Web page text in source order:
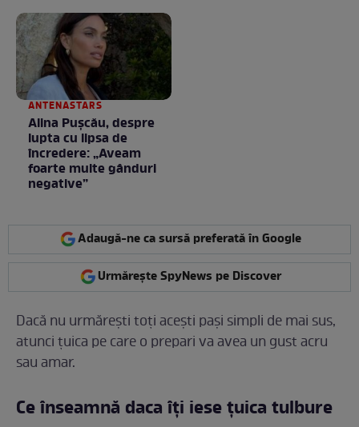
ANTENASTARS
Alina Pușcău, despre
lupta cu lipsa de
încredere: „Aveam
foarte multe gânduri
negative”
Adaugă-ne ca sursă preferată în Google
Urmărește SpyNews pe Discover
Dacă nu urmărești toți acești pași simpli de mai sus,
atunci țuica pe care o prepari va avea un gust acru
sau amar.
Ce înseamnă daca îți iese țuica tulbure